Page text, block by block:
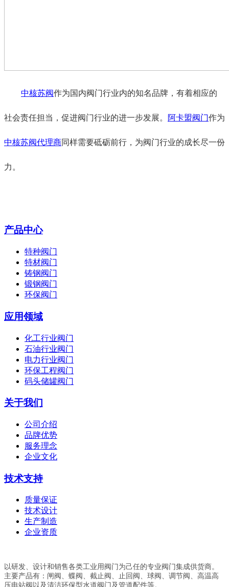
中核苏阀作为国内阀门行业内的知名品牌，有着相应的
社会责任担当，促进阀门行业的进一步发展。 阿卡盟阀门作为
中核苏阀代理商同样需要砥砺前行，为阀门行业的成长尽一份
力。
产品中心
特种阀门
特材阀门
铸钢阀门
锻钢阀门
环保阀门
应用领域
化工行业阀门
石油行业阀门
电力行业阀门
环保工程阀门
码头储罐阀门
关于我们
公司介绍
品牌优势
服务理念
企业文化
技术支持
质量保证
技术设计
生产制造
企业资质
以研发、设计和销售各类工业用阀门为己任的专业阀门集成供货商。
主要产品有：闸阀、蝶阀、截止阀、止回阀、球阀、调节阀、高温高
压电站阀以及清洁环保型水道阀门及管道配件等。